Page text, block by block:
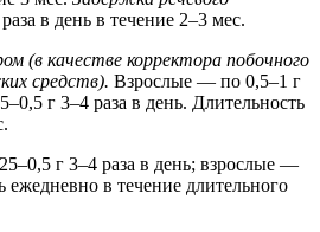
в день в течение 2–3 мес.
(в качестве корректора побочного
средств). Взрослые — по 0,5–1 г
г 3–4 раза в день. Длительность
г 3–4 раза в день; взрослые —
ежедневно в течение длительного